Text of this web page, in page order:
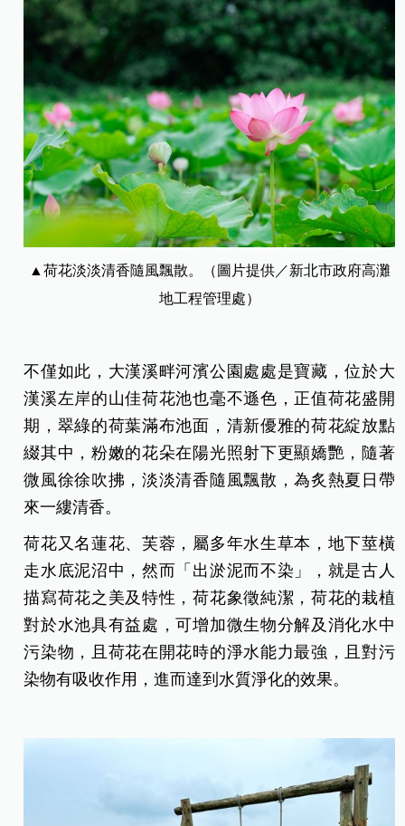
▲荷花淡淡清香隨風飄散。（圖片提供／新北市政府高灘
地工程管理處）
不僅如此，大漢溪畔河濱公園處處是寶藏，位於大
漢溪左岸的山佳荷花池也毫不遜色，正值荷花盛開
期，翠綠的荷葉滿布池面，清新優雅的荷花綻放點
綴其中，粉嫩的花朵在陽光照射下更顯嬌艷，隨著
微風徐徐吹拂，淡淡清香隨風飄散，為炙熱夏日帶
來一縷清香。
荷花又名蓮花、芙蓉，屬多年水生草本，地下莖橫
走水底泥沼中，然而「出淤泥而不染」，就是古人
描寫荷花之美及特性，荷花象徵純潔，荷花的栽植
對於水池具有益處，可增加微生物分解及消化水中
污染物，且荷花在開花時的淨水能力最強，且對污
染物有吸收作用，進而達到水質淨化的效果。